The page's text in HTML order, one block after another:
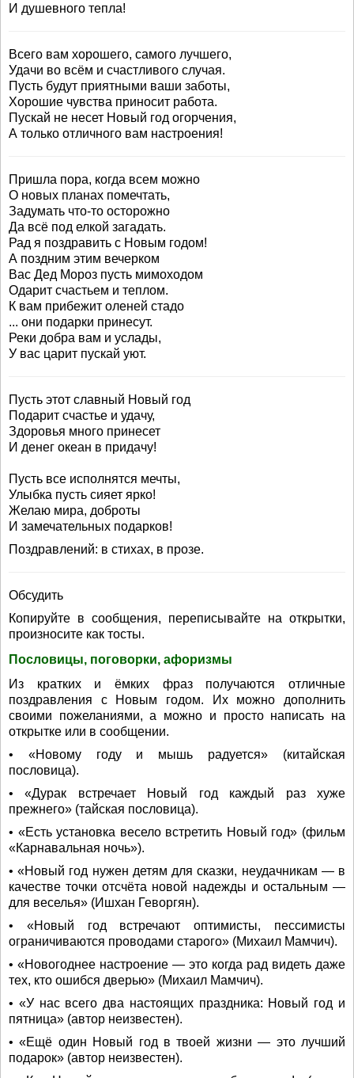
И душевного тепла!
Всего вам хорошего, самого лучшего,
Удачи во всём и счастливого случая.
Пусть будут приятными ваши заботы,
Хорошие чувства приносит работа.
Пускай не несет Новый год огорчения,
А только отличного вам настроения!
Пришла пора, когда всем можно
О новых планах помечтать,
Задумать что-то осторожно
Да всё под елкой загадать.
Рад я поздравить с Новым годом!
А поздним этим вечерком
Вас Дед Мороз пусть мимоходом
Одарит счастьем и теплом.
К вам прибежит оленей стадо
... они подарки принесут.
Реки добра вам и услады,
У вас царит пускай уют.
Пусть этот славный Новый год
Подарит счастье и удачу,
Здоровья много принесет
И денег океан в придачу!
Пусть все исполнятся мечты,
Улыбка пусть сияет ярко!
Желаю мира, доброты
И замечательных подарков!
Поздравлений: в стихах, в прозе.
Обсудить
Копируйте в сообщения, переписывайте на открытки,
произносите как тосты.
Пословицы, поговорки, афоризмы
Из кратких и ёмких фраз получаются отличные
поздравления с Новым годом. Их можно дополнить
своими пожеланиями, а можно и просто написать на
открытке или в сообщении.
• «Новому году и мышь радуется» (китайская
пословица).
• «Дурак встречает Новый год каждый раз хуже
прежнего» (тайская пословица).
• «Есть установка весело встретить Новый год» (фильм
«Карнавальная ночь»).
• «Новый год нужен детям для сказки, неудачникам — в
качестве точки отсчёта новой надежды и остальным —
для веселья» (Ишхан Геворгян).
• «Новый год встречают оптимисты, пессимисты
ограничиваются проводами старого» (Михаил Мамчич).
• «Новогоднее настроение — это когда рад видеть даже
тех, кто ошибся дверью» (Михаил Мамчич).
• «У нас всего два настоящих праздника: Новый год и
пятница» (автор неизвестен).
• «Ещё один Новый год в твоей жизни — это лучший
подарок» (автор неизвестен).